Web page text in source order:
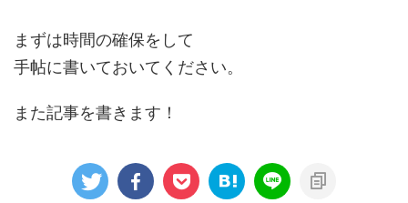
まずは時間の確保をして
手帖に書いておいてください。
また記事を書きます！